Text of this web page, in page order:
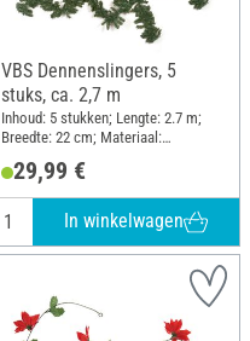
VBS Dennenslingers, 5
stuks, ca. 2,7 m
Inhoud: 5 stukken; Lengte: 2.7 m;
Breedte: 22 cm; Materiaal:
29,99 €
In winkelwagen